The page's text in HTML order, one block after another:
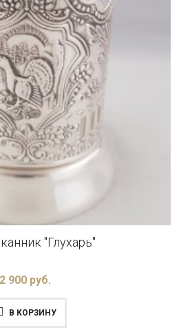
"Глухарь"
2 900 руб.
В КОРЗИНУ